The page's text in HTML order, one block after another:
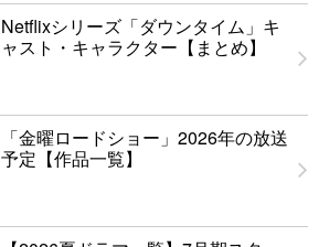
Netflixシリーズ「ダウンタイム」キ
ャスト・キャラクター【まとめ】
「金曜ロードショー」2026年の放送
予定【作品一覧】